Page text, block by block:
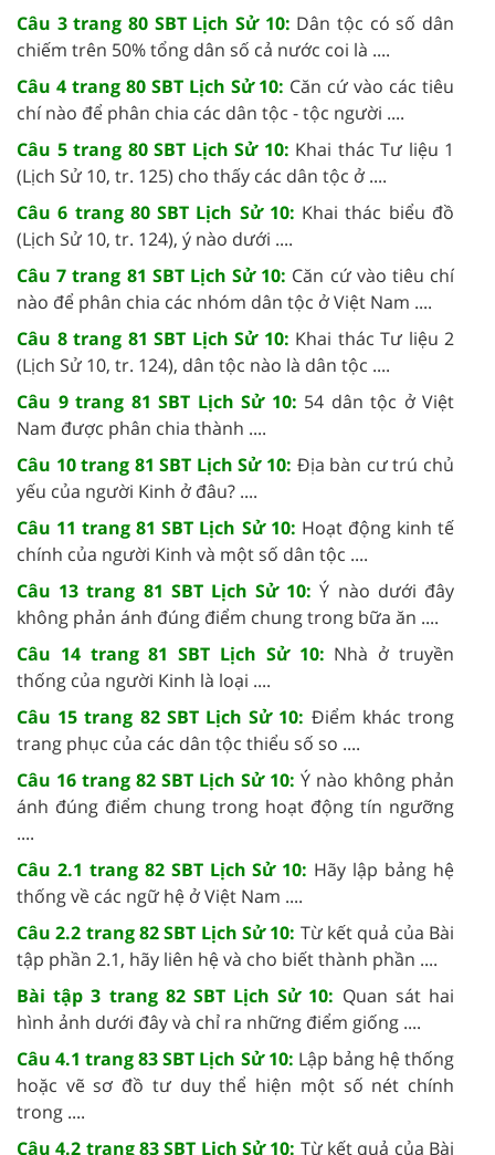
Câu 3 trang 80 SBT Lịch Sử 10: Dân tộc có số dân
chiếm trên 50% tổng dân số cả nước coi là ....
Câu 4 trang 80 SBT Lịch Sử 10: Căn cứ vào các tiêu
chí nào để phân chia các dân tộc - tộc người ....
Câu 5 trang 80 SBT Lịch Sử 10: Khai thác Tư liệu 1
(Lịch Sử 10, tr. 125) cho thấy các dân tộc ở ....
Câu 6 trang 80 SBT Lịch Sử 10: Khai thác biểu đồ
(Lịch Sử 10, tr. 124), ý nào dưới ....
Câu 7 trang 81 SBT Lịch Sử 10: Căn cứ vào tiêu chí
nào để phân chia các nhóm dân tộc ở Việt Nam ....
Câu 8 trang 81 SBT Lịch Sử 10: Khai thác Tư liệu 2
(Lịch Sử 10, tr. 124), dân tộc nào là dân tộc ....
Câu 9 trang 81 SBT Lịch Sử 10: 54 dân tộc ở Việt
Nam được phân chia thành ....
Câu 10 trang 81 SBT Lịch Sử 10: Địa bàn cư trú chủ
yếu của người Kinh ở đâu? ....
Câu 11 trang 81 SBT Lịch Sử 10: Hoạt động kinh tế
chính của người Kinh và một số dân tộc ....
Câu 13 trang 81 SBT Lịch Sử 10:Ý nào dưới đây
không phản ánh đúng điểm chung trong bữa ăn ....
Câu 14 trang 81 SBT Lịch Sử 10: Nhà ở truyền
thống của người Kinh là loại ....
Câu 15 trang 82 SBT Lịch Sử 10: Điểm khác trong
trang phục của các dân tộc thiểu số so ....
Câu 16 trang 82 SBT Lịch Sử 10: Ý nào không phản
ánh đúng điểm chung trong hoạt động tín ngưỡng
....
Câu 2.1 trang 82 SBT Lịch Sử 10: Hãy lập bảng hệ
thống về các ngữ hệ ở Việt Nam ....
Câu 2.2 trang 82 SBT Lịch Sử 10: Từ kết quả của Bài
tập phần 2.1, hãy liên hệ và cho biết thành phần ....
Bài tập 3 trang 82 SBT Lịch Sử 10: Quan sát hai
hình ảnh dưới đây và chỉ ra những điểm giống ....
Câu 4.1 trang 83 SBT Lịch Sử 10: Lập bảng hệ thống
hoặc vẽ sơ đồ tư duy thể hiện một số nét chính
trong ....
Câu 4.2 trang 83 SBT Lịch Sử 10: Từ kết quả của Bài